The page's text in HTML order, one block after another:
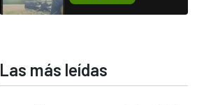
Las más leídas